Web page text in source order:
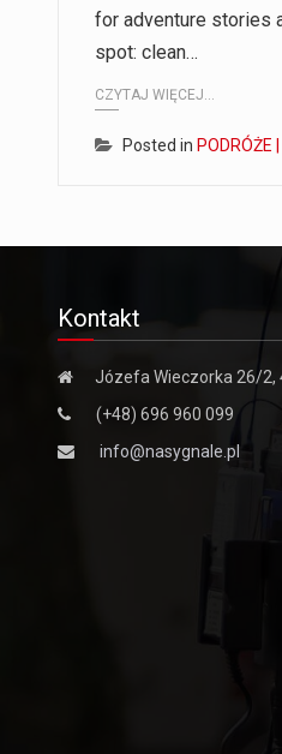
for adventure stories
spot: clean…
CZYTAJ WIĘCEJ...
Posted in PODRÓŻE
Kontakt
Józefa Wieczorka 26/2,
(+48) 696 960 099
info@nasygnale.pl